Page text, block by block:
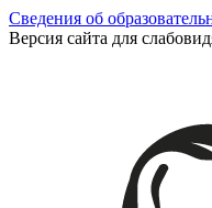
Сведения об
Версия сайта для